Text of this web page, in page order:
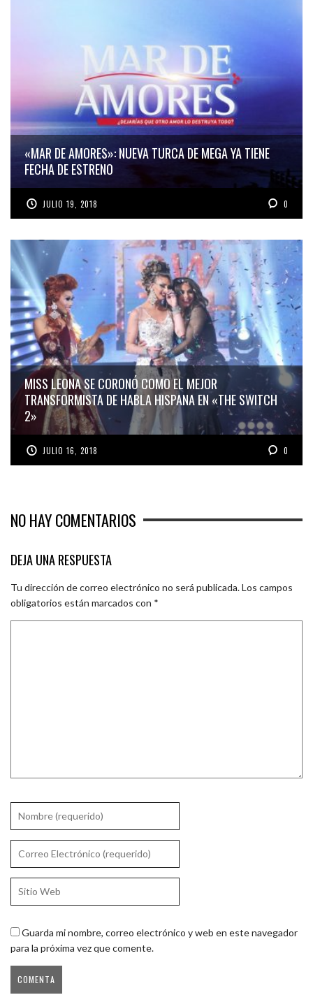
«MAR DE AMORES»: NUEVA TURCA DE MEGA YA TIENE
FECHA DE ESTRENO
JULIO 19, 2018 0
MISS LEONA SE CORONÓ COMO EL MEJOR
TRANSFORMISTA DE HABLA HISPANA EN «THE SWITCH
2»
JULIO 16, 2018 0
NO HAY COMENTARIOS
DEJA UNA RESPUESTA
Tu dirección de correo electrónico no será publicada.Los campos
obligatorios están marcados con *
Guarda mi nombre, correo electrónico y web en este navegador
para la próxima vez que comente.